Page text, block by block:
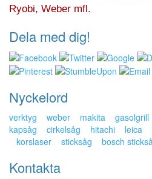
Ryobi, Weber mfl.
Dela med dig!
Nyckelord
verktyg weber makita gasolgrill
kapsåg
cirkelsåg hitachi leica
korslaser
sticksåg bosch
Kontakta